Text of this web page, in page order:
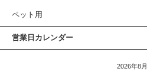
ペット用
営業日カレンダー
2026年8月